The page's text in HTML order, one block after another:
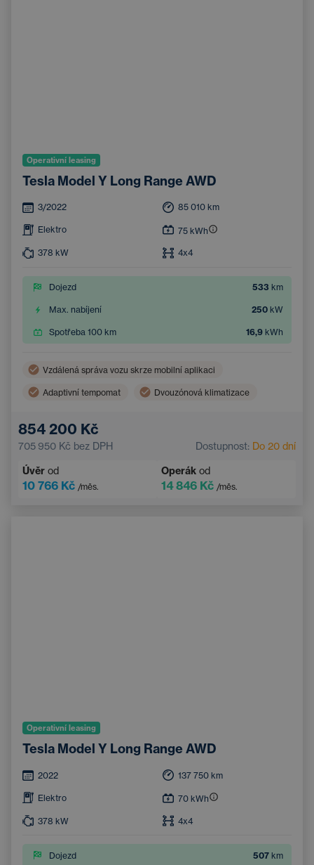
Operativní leasing
Tesla Model Y Long Range AWD
3/2022 85 010 km
Elektro 75 kWh
378 kW 4x4
Dojezd 533 km
Max. nabíjení 250 kW
Spotřeba 100 km 16,9 kWh
Vzdálená správa vozu skrze mobilní aplikaci
Adaptivní tempomat Dvouzónová klimatizace
Asistent hlídání jízdy v pruhu
Parkovací kamera Elektricky nastavitelná sedadla
854 200 Kč
705 950 Kč bez DPH Dostupnost: Do 20 dní
Úvěr od
10 766 Kč /měs.
Operák od
14 846 Kč /měs.
Operativní leasing
Tesla Model Y Long Range AWD
2022 137 750 km
Elektro 70 kWh
378 kW 4x4
Dojezd 507 km